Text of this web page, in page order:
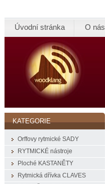
Úvodní stránka O nás
KATEGORIE
Orffovy rytmické SADY
RYTMICKÉ nástroje
Ploché KASTANĚTY
Rytmická dřívka CLAVES